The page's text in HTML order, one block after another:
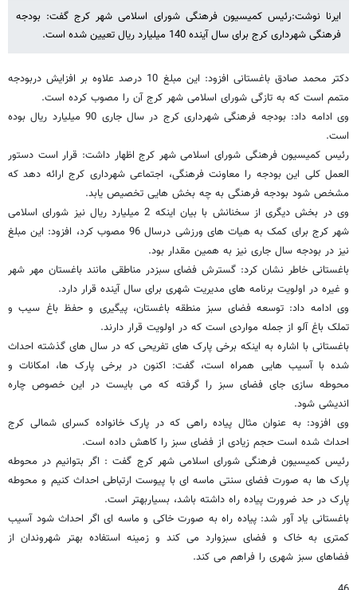
ایرنا نوشت:رئیس کمیسیون فرهنگی شورای اسلامی شهر کرج گفت: بودجه
فرهنگی شهرداری کرج برای سال آینده 140 میلیارد ریال تعیین شده است.
دکتر محمد صادق باغستانی افزود: این مبلغ 10 درصد علاوه بر افزایش دربودجه
متمم است که به تازگی شورای اسلامی شهر کرج آن را مصوب کرده است.
وی ادامه داد: بودجه فرهنگی شهرداری کرج در سال جاری 90 میلیارد ریال بوده
است.
رئیس کمیسیون فرهنگی شورای اسلامی شهر کرج اظهار داشت: قرار است دستور
العمل کلی این بودجه را معاونت فرهنگی، اجتماعی شهرداری کرج ارائه دهد که
مشخص شود بودجه فرهنگی به چه بخش هایی تخصیص یابد.
وی در بخش دیگری از سخنانش با بیان اینکه 2 میلیارد ریال نیز شورای اسلامی
شهر کرج برای کمک به هیات های ورزشی درسال 96 مصوب کرد، افزود: این مبلغ
نیز در بودجه سال جاری نیز به همین مقدار بود.
باغستانی خاطر نشان کرد: گسترش فضای سبزدر مناطقی مانند باغستان مهر شهر
و غیره در اولویت برنامه های مدیریت شهری برای سال آینده قرار دارد.
وی ادامه داد: توسعه فضای سبز منطقه باغستان، پیگیری و حفظ باغ سیب و
تملک باغ آلو از جمله مواردی است که در اولویت قرار دارند.
باغستانی با اشاره به اینکه برخی پارک های تفریحی که در سال های گذشته احداث
شده با آسیب هایی همراه است، گفت: اکنون در برخی پارک ها، امکانات و
محوطه سازی جای فضای سبز را گرفته که می بایست در این خصوص چاره
اندیشی شود.
وی افزود: به عنوان مثال پیاده راهی که در پارک خانواده کسرای شمالی کرج
احداث شده است حجم زیادی از فضای سبز را کاهش داده است.
رئیس کمیسیون فرهنگی شورای اسلامی شهر کرج گفت : اگر بتوانیم در محوطه
پارک ها به صورت فضای سنتی ماسه ای با پیوست ارتباطی احداث کنیم و محوطه
پارک در حد ضرورت پیاده راه داشته باشد، بسیاربهتر است.
باغستانی یاد آور شد: پیاده راه به صورت خاکی و ماسه ای اگر احداث شود آسیب
کمتری به خاک و فضای سبزوارد می کند و زمینه استفاده بهتر شهروندان از
فضاهای سبز شهری را فراهم می کند.